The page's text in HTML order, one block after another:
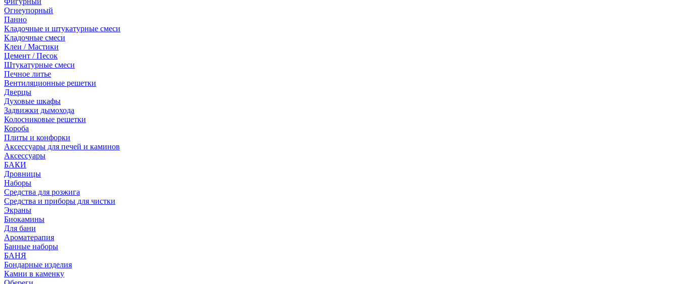
Огнеупорный
Панно
Кладочные и штукатурные смеси
Кладочные смеси
Клеи / Мастики
Цемент / Песок
Штукатурные смеси
Печное литье
Вентиляционные решетки
Дверцы
Духовые шкафы
Задвижки дымохода
Колосниковые решетки
Короба
Плиты и конфорки
Аксессуары для печей и каминов
Аксессуары
БАКИ
Дровницы
Наборы
Средства для розжига
Средства и приборы для чистки
Экраны
Биокамины
Для бани
Ароматерапия
Банные наборы
БАНЯ
Бондарные изделия
Камни в каменку